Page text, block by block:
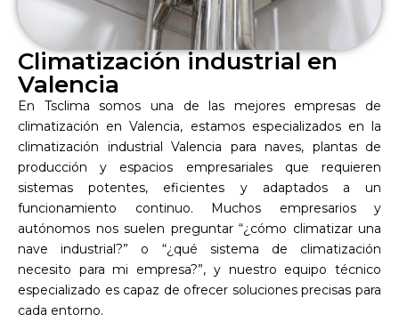
Climatización industrial en
Valencia
En Tsclima somos una de las mejores empresas de
climatización en Valencia, estamos especializados en la
climatización industrial Valencia para naves, plantas de
producción y espacios empresariales que requieren
sistemas potentes, eficientes y adaptados a un
funcionamiento continuo. Muchos empresarios y
autónomos nos suelen preguntar “¿cómo climatizar una
nave industrial?” o “¿qué sistema de climatización
necesito para mi empresa?”, y nuestro equipo técnico
especializado es capaz de ofrecer soluciones precisas para
cada entorno.